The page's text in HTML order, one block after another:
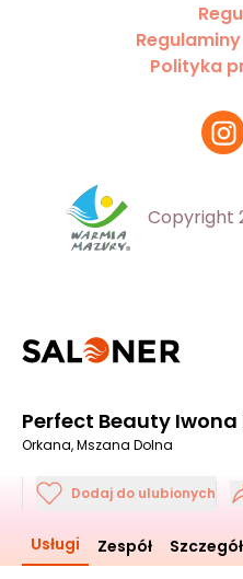
Polityka
Copyright
Perfect Beauty Iwona
Orkana, Mszana Dolna
Dodaj do ulubionych
Usługi Zespół